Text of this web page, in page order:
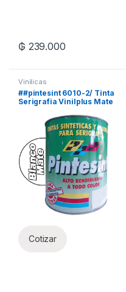
₲ 239.000
Vinilicas
##pintesint 6010-2/ Tinta
Serigrafia Vinilplus Mate
Cotizar